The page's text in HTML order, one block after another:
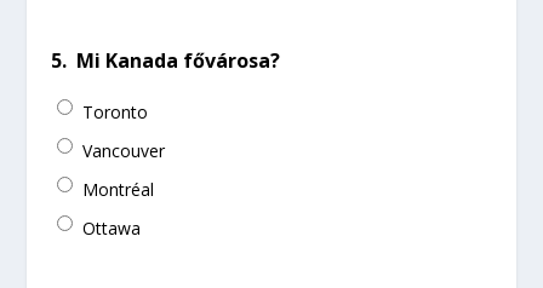
5. Mi Kanada fővárosa?
Toronto
Vancouver
Montréal
Ottawa